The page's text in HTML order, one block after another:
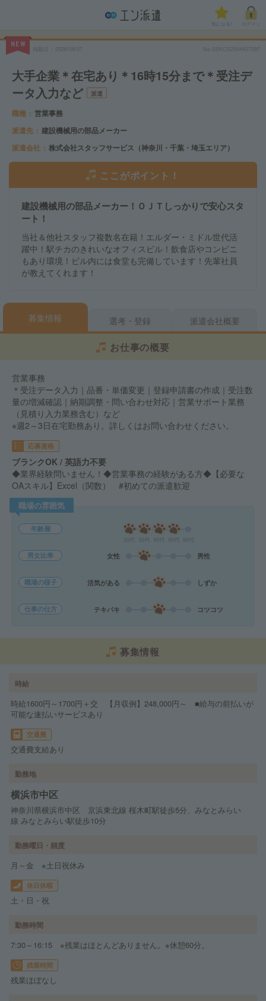
気になる!
NEW
No.SSKCS2504407097
大手企業＊在宅あり＊16時15分まで＊受注デ
ータ入力など
派遣
職種
営業事務
派遣先
建設機械用の部品メーカー
派遣会社
株式会社スタッフサービス（神奈川・千葉・埼玉エリア）
ここがポイント！
建設機械用の部品メーカー！ＯＪＴしっかりで安心スタ
ート！
当社＆他社スタッフ複数名在籍！エルダー・ミドル世代活
躍中！駅チカのきれいなオフィスビル！飲食店やコンビニ
もあり環境！ビル内には食堂も完備しています！先輩社員
が教えてくれます！
募集情報 選考・登録 派遣会社概要
お仕事の概要
営業事務
＊受注データ入力｜品番・単価変更｜登録申請書の作成｜受注数
量の増減確認｜納期調整・問い合わせ対応｜営業サポート業務
（見積り入力業務含む）など
※週2～3日在宅勤務あり。詳しくはお問い合わせください。
応募資格
ブランクOK / 英語力不要
◆業界経験問いません！◆営業事務の経験がある方◆【必要な
OAスキル】Excel（関数） #初めての派遣歓迎
職場の雰囲気
年齢層
男女比率 女性 男性
職場の様子 活気がある しずか
仕事の仕方 テキパキ コツコツ
募集情報
時給
時給1600円～1700円＋交 【月収例】248,000円～ ■給与の前払いが
可能な速払いサービスあり
交通費
交通費支給あり
勤務地
横浜市中区
神奈川県横浜市中区 京浜東北線 桜木町駅徒歩5分、みなとみらい
線 みなとみらい駅徒歩10分
勤務曜日・頻度
月～金 ※土日祝休み
休日休暇
土・日・祝
勤務時間
7:30～16:15 ※残業はほとんどありません。※休憩60分。
残業時間
残業ほぼなし